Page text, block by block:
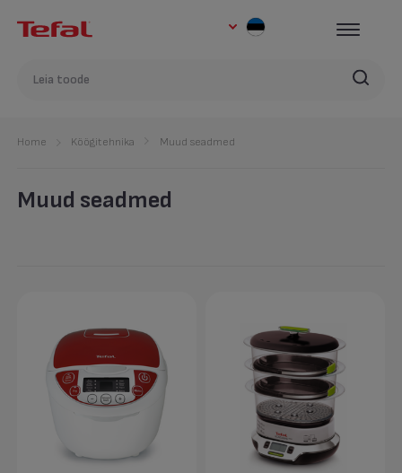
Home Köögitehnika Muud seadmed
Muud seadmed